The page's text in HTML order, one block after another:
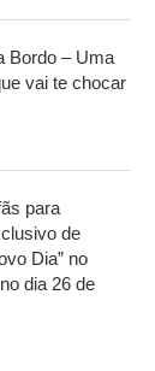
Bordo – Uma
vai te chocar
para
de
Dia” no
dia 26 de